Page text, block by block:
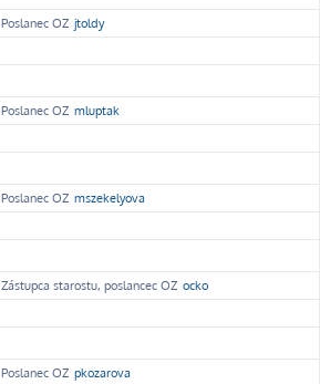
Poslanec OZ jtoldy
Poslanec OZ mluptak
Poslanec OZ mszekelyova
Zástupca starostu, poslancec OZ ocko
Poslanec OZ pkozarova